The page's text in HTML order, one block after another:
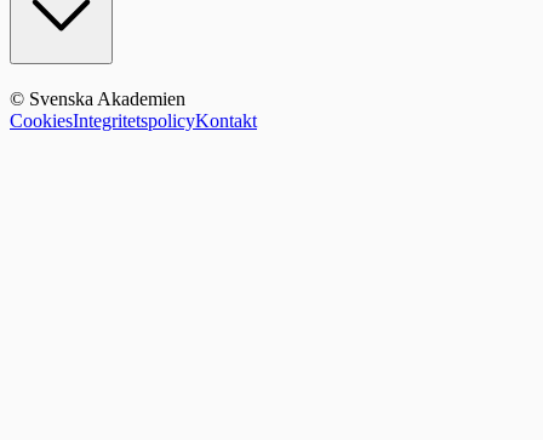
© Svenska Akademien
CookiesIntegritetspolicyKontakt